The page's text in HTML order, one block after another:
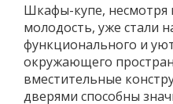
Шкафы-купе, несмотря
молодость, уже стали
функционального и
окружающего
вместительные
дверями способны